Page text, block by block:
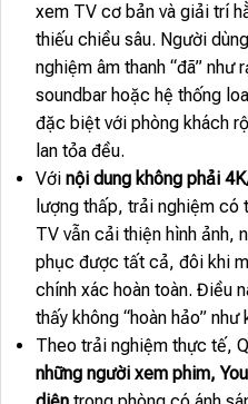
xem TV cơ bản và giải trí
thiếu chiều sâu. Người
nghiệm âm thanh “đã”
soundbar hoặc hệ thống
đặc biệt với phòng khách
lan tỏa đều.
Với nội dung không phải
lượng thấp, trải nghiệm
TV vẫn cải thiện hình ảnh,
phục được tất cả, đôi khi
chính xác hoàn toàn. Điều
thấy không “hoàn hảo”
Theo trải nghiệm thực tế,
những người xem phim,